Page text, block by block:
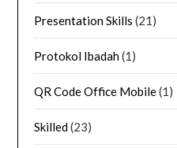
Presentation Skills (21)
Protokol Ibadah(1)
QR Code Office Mobile(1)
Skilled(23)